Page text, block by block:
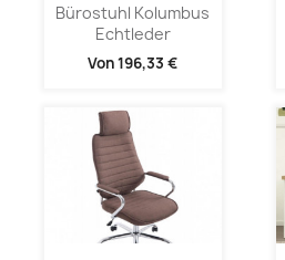
Bürostuhl Kolumbus
Echtleder
Von196,33 €